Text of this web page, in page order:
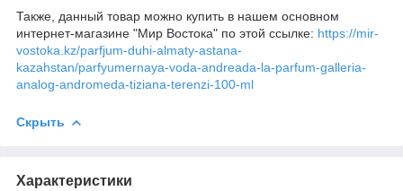
Также, данный товар можно купить в нашем основном
интернет-магазине "Мир Востока" по этой ссылке: https://mir-
vostoka.kz/parfjum-duhi-almaty-astana-
kazahstan/parfyumernaya-voda-andreada-la-parfum-galleria-
analog-andromeda-tiziana-terenzi-100-ml
Скрыть
Характеристики